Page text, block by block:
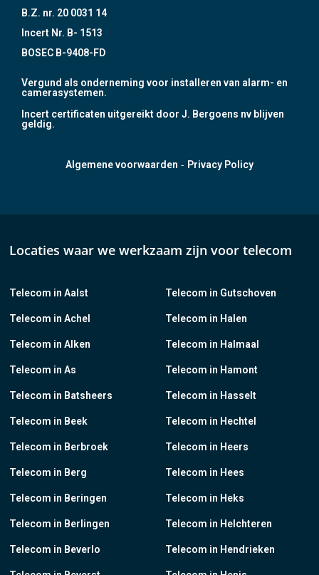
B.Z. nr. 20 0031 14
Incert Nr. B- 1513
BOSEC B-9408-FD
Vergund als onderneming voor installeren van alarm- en
camerasystemen.
Incert certificaten uitgereikt door J. Bergoens nv blijven
geldig.
Algemene voorwaarden - Privacy Policy
Locaties waar we werkzaam zijn voor telecom
Telecom in Aalst
Telecom in Achel
Telecom in Alken
Telecom in As
Telecom in Batsheers
Telecom in Beek
Telecom in Berbroek
Telecom in Berg
Telecom in Beringen
Telecom in Berlingen
Telecom in Beverlo
Telecom in Gutschoven
Telecom in Halen
Telecom in Halmaal
Telecom in Hamont
Telecom in Hasselt
Telecom in Hechtel
Telecom in Heers
Telecom in Hees
Telecom in Heks
Telecom in Helchteren
Telecom in Hendrieken